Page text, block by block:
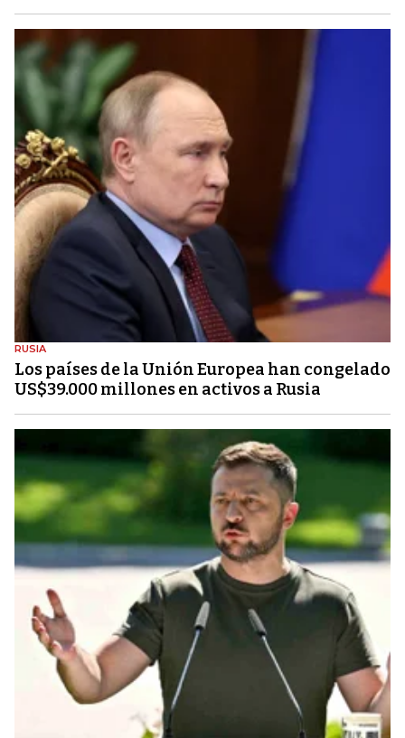
RUSIA
Los países de la Unión Europea han congelado
US$39.000 millones en activos a Rusia